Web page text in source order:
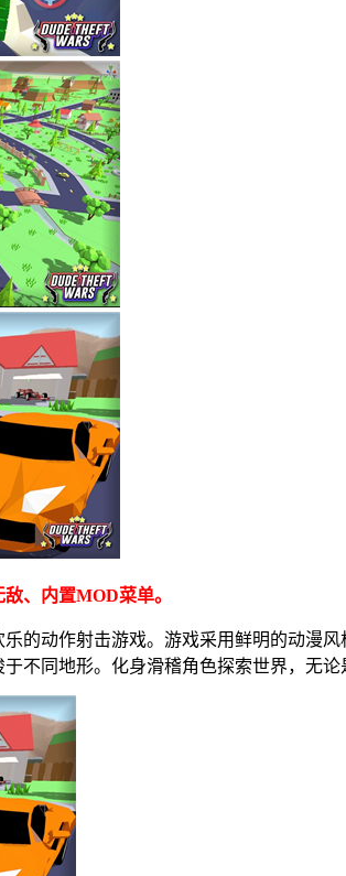
、内置MOD菜单。
的动作射击游戏。游戏采用鲜明的动漫
不同地形。化身滑稽角色探索世界，无